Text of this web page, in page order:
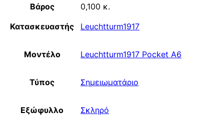
Βάρος
0,100 κ.
Κατασκευαστής
Leuchtturm1917
Μοντέλο Leuchtturm1917 Pocket A6
Τύπος Σημειωματάριο
Εξώφυλλο Σκληρό